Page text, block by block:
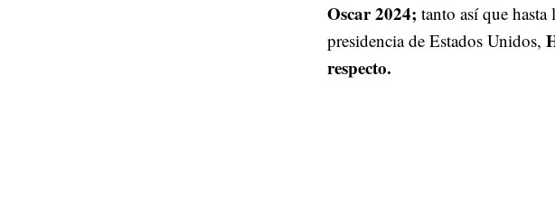
Oscar 2024; tanto así que
presidencia de Estados Unidos,
respecto.